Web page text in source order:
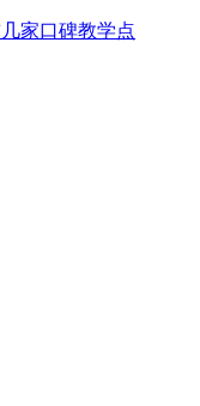
家口碑教学点